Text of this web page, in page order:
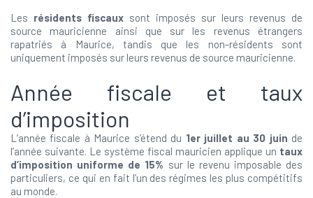
Les résidents fiscaux sont imposés sur leurs revenus de
source mauricienne ainsi que sur les revenus étrangers
rapatriés à Maurice, tandis que les non-résidents sont
uniquement imposés sur leurs revenus de source mauricienne.
Année fiscale et taux
d’imposition
L’année fiscale à Maurice s’étend du 1er juillet au 30 juin de
l’année suivante. Le système fiscal mauricien applique un taux
d’imposition uniforme de 15% sur le revenu imposable des
particuliers, ce qui en fait l’un des régimes les plus compétitifs
au monde.